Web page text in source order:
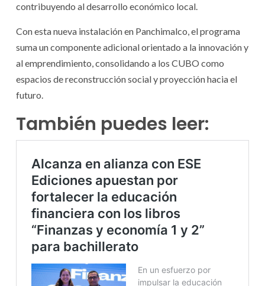
contribuyendo al desarrollo económico local.
Con esta nueva instalación en Panchimalco, el programa
suma un componente adicional orientado a la innovación y
al emprendimiento, consolidando a los CUBO como
espacios de reconstrucción social y proyección hacia el
futuro.
También puedes leer: